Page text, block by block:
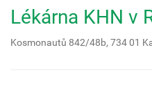
Lékárna KHN v
Kosmonautů 842/48b, 734 01